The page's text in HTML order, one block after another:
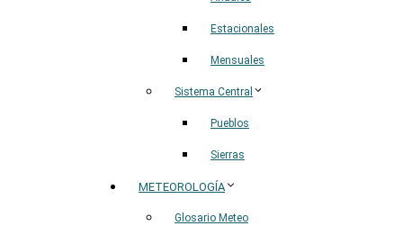
Estacionales
Mensuales
Sistema Central
Pueblos
Sierras
METEOROLOGÍA
Glosario Meteo